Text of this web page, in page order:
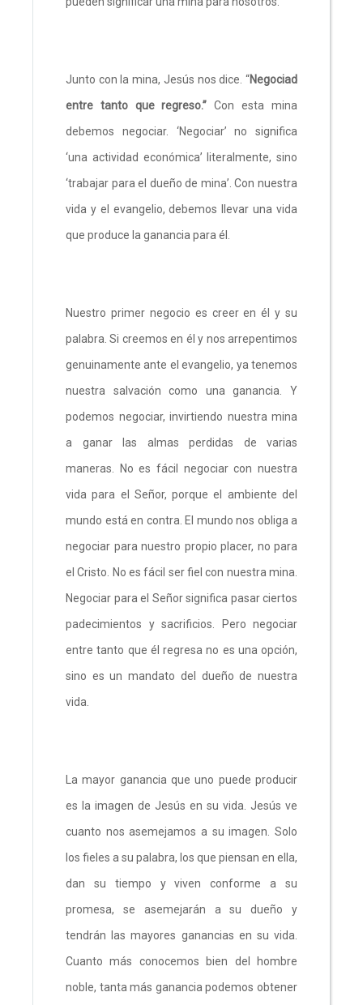
Junto con la mina, Jesús nos dice. “Negociad
entre tanto que regreso.” Con esta mina
debemos negociar. ‘Negociar’ no significa
‘una actividad económica’ literalmente, sino
‘trabajar para el dueño de mina’. Con nuestra
vida y el evangelio, debemos llevar una vida
que produce la ganancia para él.
Nuestro primer negocio es creer en él y su
palabra. Si creemos en él y nos arrepentimos
genuinamente ante el evangelio, ya tenemos
nuestra salvación como una ganancia. Y
podemos negociar, invirtiendo nuestra mina
a ganar las almas perdidas de varias
maneras. No es fácil negociar con nuestra
vida para el Señor, porque el ambiente del
mundo está en contra. El mundo nos obliga a
negociar para nuestro propio placer, no para
el Cristo. No es fácil ser fiel con nuestra mina.
Negociar para el Señor significa pasar ciertos
padecimientos y sacrificios. Pero negociar
entre tanto que él regresa no es una opción,
sino es un mandato del dueño de nuestra
vida.
La mayor ganancia que uno puede producir
es la imagen de Jesús en su vida. Jesús ve
cuanto nos asemejamos a su imagen. Solo
los fieles a su palabra, los que piensan en ella,
dan su tiempo y viven conforme a su
promesa, se asemejarán a su dueño y
tendrán las mayores ganancias en su vida.
Cuanto más conocemos bien del hombre
noble, tanta más ganancia podemos obtener